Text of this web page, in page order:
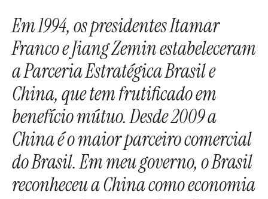
Em 1994, os presidentes Itamar
Franco e Jiang Zemin estabeleceram
a Parceria Estratégica Brasil e
China, que tem frutificado em
benefício mútuo. Desde 2009 a
China é o maior parceiro comercial
do Brasil. Em meu governo, o Brasil
reconheceu a China como economia